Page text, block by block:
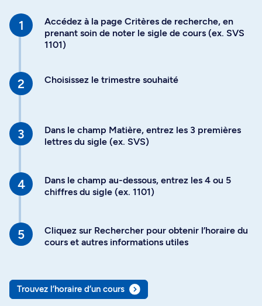
Accédez à la page Critères de recherche, en
prenant soin de noter le sigle de cours (ex. SVS
1101)
Choisissez le trimestre souhaité
Dans le champ Matière, entrez les 3 premières
lettres du sigle (ex. SVS)
Dans le champ au-dessous, entrez les 4 ou 5
chiffres du sigle (ex. 1101)
Cliquez sur Rechercher pour obtenir l’horaire du
cours et autres informations utiles
Trouvez l’horaire d’un cours